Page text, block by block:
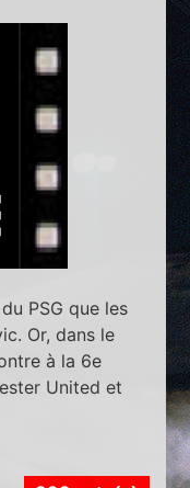
PSG que les
Or, dans le
à la 6e
United et